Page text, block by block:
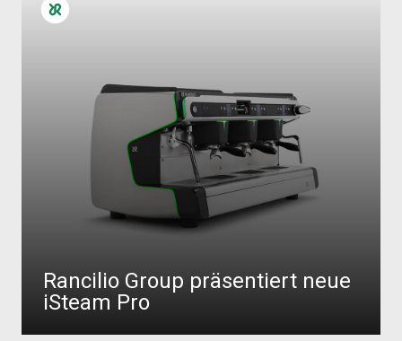
Rancilio Group präsentiert neue
iSteam Pro